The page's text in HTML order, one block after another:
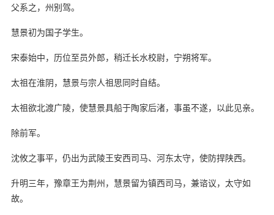
父系之，州别驾。
慧景初为国子学生。
宋泰始中，历位至员外郎，稍迁长水校尉，宁朔将军。
太祖在淮阴，慧景与宗人祖思同时自结。
太祖欲北渡广陵，使慧景具船于陶家后渚，事虽不遂，以此见亲。
除前军。
沈攸之事平，仍出为武陵王安西司马、河东太守，使防捍陕西。
升明三年，豫章王为荆州，慧景留为镇西司马，兼谘议，太守如
故。